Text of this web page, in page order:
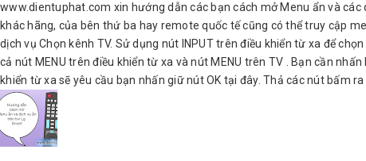
www.dientuphat.com xin hướng dẫn các bạn cách mở Menu ẩn và
khác hãng, của bên thứ ba hay remote quốc tế cũng có thể truy cập
dịch vụ Chọn kênh TV. Sử dụng nút INPUT trên điều khiển từ xa để
cả nút MENU trên điều khiển từ xa và nút MENU trên TV . Bạn cần
khiển từ xa sẽ yêu cầu bạn nhấn giữ nút OK tại đây. Thả các nút bấm